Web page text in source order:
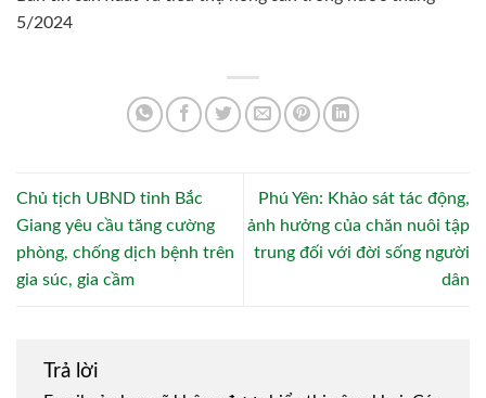
5/2024
Chủ tịch UBND tỉnh Bắc
Giang yêu cầu tăng cường
phòng, chống dịch bệnh trên
gia súc, gia cầm
Phú Yên: Khảo sát tác động,
ảnh hưởng của chăn nuôi tập
trung đối với đời sống người
dân
Trả lời